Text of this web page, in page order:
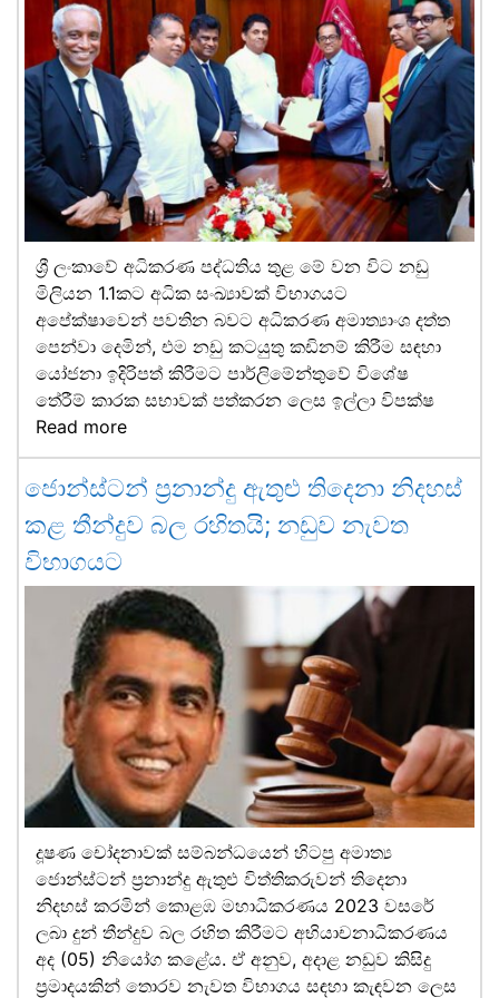
ශ්‍රී ලංකාවේ අධිකරණ පද්ධතිය තුළ මේ වන විට නඩු
මිලියන 1.1කට අධික සංඛ්‍යාවක් විභාගයට
අපේක්ෂාවෙන් පවතින බවට අධිකරණ අමාත්‍යාංශ දත්ත
පෙන්වා දෙමින්, එම නඩු කටයුතු කඩිනම් කිරීම සඳහා
යෝජනා ඉදිරිපත් කිරීමට පාර්ලිමේන්තුවේ විශේෂ
තේරීම් කාරක සභාවක් පත්කරන ලෙස ඉල්ලා විපක්ෂ
Read more
ජොන්ස්ටන් ප්‍රනාන්දු ඇතුළු තිදෙනා නිදහස්
කළ තීන්දුව බල රහිතයි; නඩුව නැවත
විභාගයට
දූෂණ චෝදනාවක් සම්බන්ධයෙන් හිටපු අමාත්‍ය
ජොන්ස්ටන් ප්‍රනාන්දු ඇතුළු විත්තිකරුවන් තිදෙනා
නිදහස් කරමින් කොළඹ මහාධිකරණය 2023 වසරේ
ලබා දුන් තීන්දුව බල රහිත කිරීමට අභියාචනාධිකරණය
අද (05) නියෝග කළේය. ඒ අනුව, අදාළ නඩුව කිසිදු
ප්‍රමාදයකින් තොරව නැවත විභාගය සඳහා කැඳවන ලෙස